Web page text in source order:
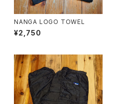
NANGA LOGO TOWEL
¥2,750